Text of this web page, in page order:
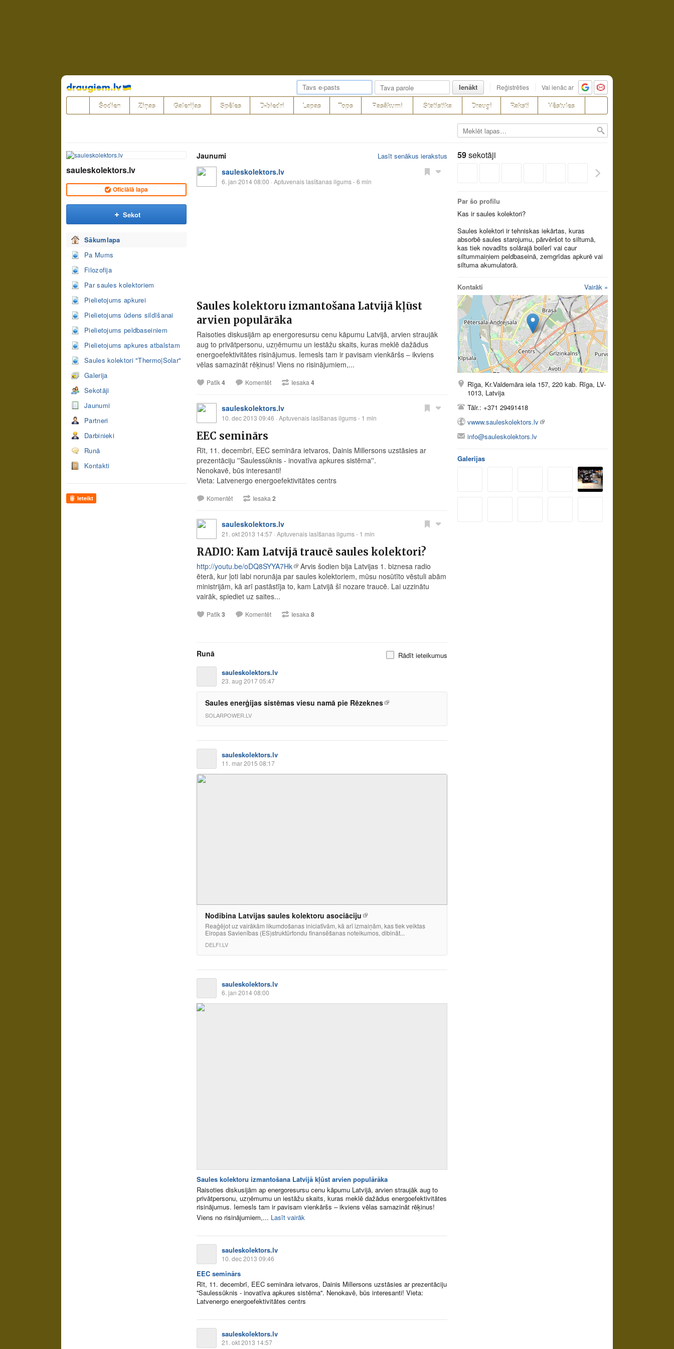
Pāriet
uz
saturu
Ienākt Reģistrēties Vai ienāc ar
Šodien Ziņas Galerijas Spēles D-biedri Lapas Tops Pasākumi Statistika Draugi Raksti Vēstules
sauleskolektors.lv
Oficiālā lapa
Sekot
Sākumlapa
Pa Mums
Filozofija
Par saules kolektoriem
Pielietojums apkurei
Pielietojums ūdens sildīšanai
Pielietojums peldbaseiniem
Pielietojums apkures atbalstam
Saules kolektori "Thermo|Solar"
Galerija
Sekotāji
Jaunumi
Partneri
Darbinieki
Runā
Kontakti
Ieteikt
Jaunumi Lasīt senākus ierakstus
sauleskolektors.lv
6. jan 2014 08:00 · Aptuvenais lasīšanas ilgums - 6 min
Saules kolektoru izmantošana Latvijā kļūst
arvien populārāka
Raisoties diskusijām ap energoresursu cenu kāpumu Latvijā, arvien straujāk
aug to privātpersonu, uzņēmumu un iestāžu skaits, kuras meklē dažādus
energoefektivitātes risinājumus. Iemesls tam ir pavisam vienkāršs – ikviens
vēlas samazināt rēķinus! Viens no risinājumiem,...
Patīk4 Komentēt Iesaka 4
sauleskolektors.lv
10. dec 2013 09:46 · Aptuvenais lasīšanas ilgums - 1 min
EEC seminārs
Rīt, 11. decembrī, EEC semināra ietvaros, Dainis Millersons uzstāsies ar
prezentāciju ''Saulessūknis - inovatīva apkures sistēma''.
Nenokavē, būs interesanti!
Vieta: Latvenergo energoefektivitātes centrs
Komentēt Iesaka 2
sauleskolektors.lv
21. okt 2013 14:57 · Aptuvenais lasīšanas ilgums - 1 min
RADIO: Kam Latvijā traucē saules kolektori?
http://youtu.be/oDQ8SYYA7Hk
Arvis šodien bija Latvijas 1. biznesa radio
ēterā, kur ļoti labi norunāja par saules kolektoriem, mūsu nosūtīto vēstuli abām
ministrijām, kā arī pastāstīja to, kam Latvijā šī nozare traucē. Lai uzzinātu
vairāk, spiediet uz saites...
Patīk3 Komentēt Iesaka 8
Runā
Rādīt ieteikumus
sauleskolektors.lv
23. aug 2017 05:47
Saules enerģijas sistēmas viesu namā pie Rēzeknes
SOLARPOWER.LV
sauleskolektors.lv
11. mar 2015 08:17
Nodibina Latvijas saules kolektoru asociāciju
Reaģējot uz vairākām likumdošanas iniciatīvām, kā arī izmaiņām, kas tiek veiktas
Eiropas Savienības (ES)struktūrfondu finansēšanas noteikumos, dibināt...
DELFI.LV
sauleskolektors.lv
6. jan 2014 08:00
Saules kolektoru izmantošana Latvijā kļūst arvien populārāka
Raisoties diskusijām ap energoresursu cenu kāpumu Latvijā, arvien straujāk aug to
privātpersonu, uzņēmumu un iestāžu skaits, kuras meklē dažādus energoefektivitātes
risinājumus. Iemesls tam ir pavisam vienkāršs – ikviens vēlas samazināt rēķinus!
Viens no risinājumiem,... Lasīt vairāk
sauleskolektors.lv
10. dec 2013 09:46
EEC seminārs
Rīt, 11. decembrī, EEC semināra ietvaros, Dainis Millersons uzstāsies ar prezentāciju
''Saulessūknis - inovatīva apkures sistēma''. Nenokavē, būs interesanti! Vieta:
Latvenergo energoefektivitātes centrs
sauleskolektors.lv
21. okt 2013 14:57
59sekotāji
Par šo profilu
Kas ir saules kolektori?
Saules kolektori ir tehniskas iekārtas, kuras
absorbē saules starojumu, pārvēršot to siltumā,
kas tiek novadīts solārajā boilerī vai caur
siltummaiņiem peldbaseinā, zemgrīdas apkurē vai
siltuma akumulatorā.
Kontakti Vairāk »
Rīga, Kr.Valdemāra iela 157, 220 kab. Rīga, LV-
1013, Latvija
Tālr.: +371 29491418
vwww.sauleskolektors.lv
info@sauleskolektors.lv
Galerijas